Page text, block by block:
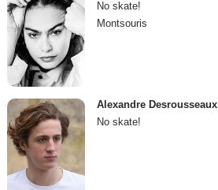
No skate!
Montsouris
Alexandre Desrousseaux
No skate!